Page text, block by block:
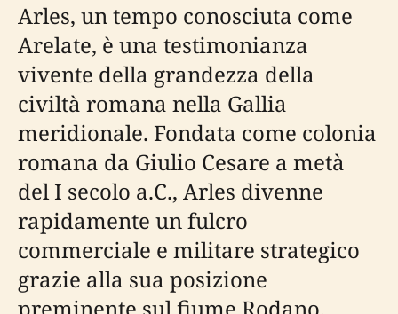
Arles, un tempo conosciuta come
Arelate, è una testimonianza
vivente della grandezza della
civiltà romana nella Gallia
meridionale. Fondata come colonia
romana da Giulio Cesare a metà
del I secolo a.C., Arles divenne
rapidamente un fulcro
commerciale e militare strategico
grazie alla sua posizione